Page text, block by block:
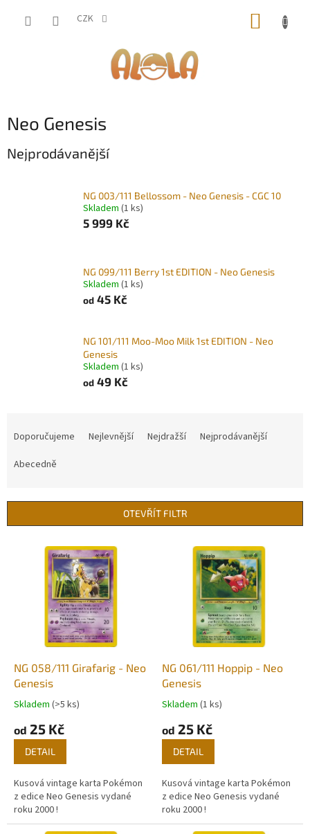
CZK
Neo Genesis
Nejprodávanější
NG 003/111 Bellossom - Neo Genesis - CGC 10
Skladem (1 ks)
5 999 Kč
NG 099/111 Berry 1st EDITION - Neo Genesis
Skladem (1 ks)
od 45 Kč
NG 101/111 Moo-Moo Milk 1st EDITION - Neo
Genesis
Skladem (1 ks)
od 49 Kč
r
Doporučujeme Nejlevnější Nejdražší
Nejprodávanější
Abecedně
OTEVŘÍT FILTR
NG 058/111 Girafarig - Neo
Genesis
Skladem (>5 ks)
od 25 Kč
DETAIL
Kusová vintage karta Pokémon
z edice Neo Genesis vydané
roku 2000 !
NG 061/111 Hoppip - Neo
Genesis
Skladem (1 ks)
od 25 Kč
DETAIL
Kusová vintage karta Pokémon
z edice Neo Genesis vydané
roku 2000 !